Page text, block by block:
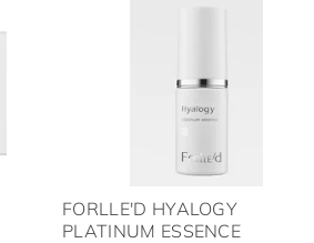
FORLLE'D HYALOGY
PLATINUM ESSENCE